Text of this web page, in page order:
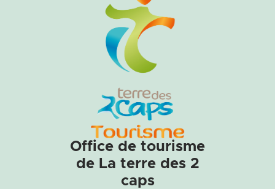
Office de tourisme
de La terre des 2
caps